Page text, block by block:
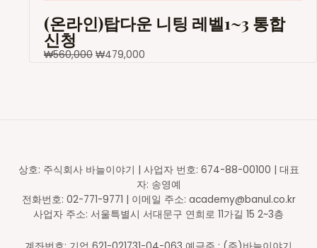
(온라인)탑다운 니팅 레벨1~3 통합
신청
₩560,000 ₩479,000
상호: 주식회사 바늘이야기 | 사업자 번호: 674-88-00100 | 대표
자: 송영예
전화번호: 02-771-9771 | 이메일 주소: academy@banul.co.kr
사업자 주소: 서울특별시 서대문구 연희로 11가길 15 2~3층